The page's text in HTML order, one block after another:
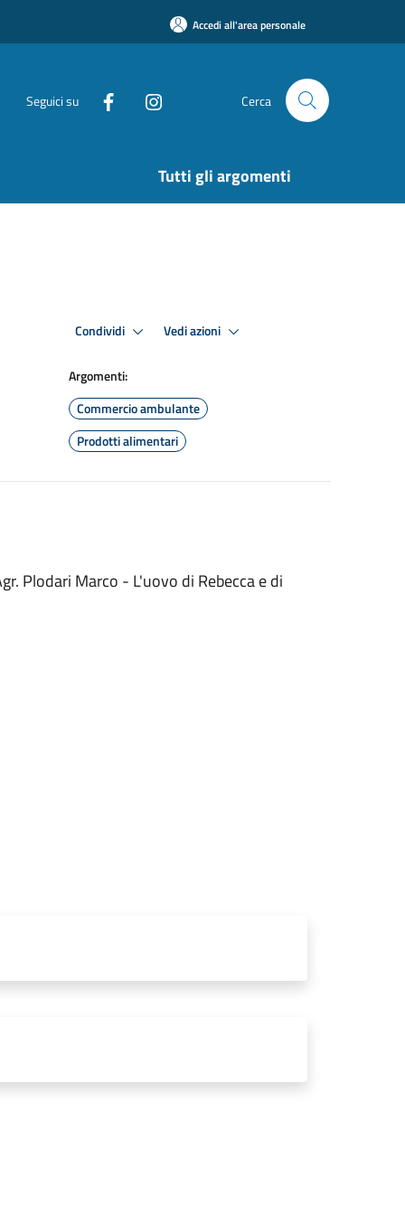
Accedi all'area personale
Seguici su Cerca
Tutti gli argomenti
Condividi Vedi azioni
Argomenti:
Commercio ambulante
Prodotti alimentari
Plodari Marco - L'uovo di Rebecca e di